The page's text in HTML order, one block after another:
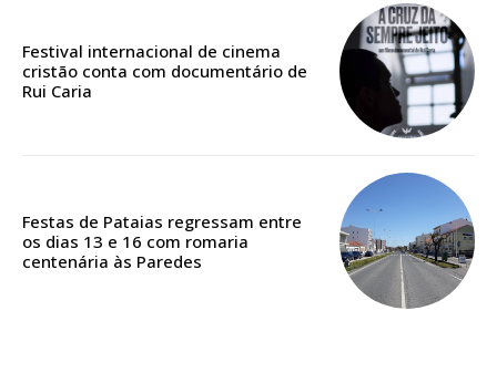
Edição em papel entregue à Quinta-feira em sua
Acesso ao conteúdo online
Acesso aos conteúdos Exclusivos para
Festival internacional de cinema
cristão conta com documentário de
Rui Caria
Festas de Pataias regressam entre
os dias 13 e 16 com romaria
centenária às Paredes